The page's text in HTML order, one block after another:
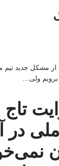
از مشکل جدید تیم
ولی…
در